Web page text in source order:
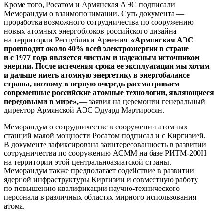
Кроме того, Росатом и Армянская АЭС подписали
Меморандум о взаимопонимании. Суть документа —
проработка возможного сотрудничества по сооружению
новых атомных энергоблоков российского дизайна
на территории Республики Армения. «Армянская АЭС
производит около 40% всей электроэнергии в стране
и с 1977 года является чистым и надежным источником
энергии. После истечения срока ее эксплуатации мы хотим
и дальше иметь атомную энергетику в энергобалансе
страны, поэтому в первую очередь рассматриваем
современные российские атомные технологии, являющиеся
передовыми в мире»,— заявил на церемонии генеральный
директор Армянской АЭС Эдуард Мартиросян.
Меморандум о сотрудничестве в сооружении атомных
станций малой мощности Росатом подписал и с Киргизией.
В документе зафиксирована заинтересованность в развитии
сотрудничества по сооружению АСММ на базе РИТМ‑200Н
на территории этой центральноазиатской страны.
Меморандум также предполагает содействие в развитии
ядерной инфраструктуры Киргизии и совместную работу
по повышению квалификации научно-­технического
персонала в различных областях мирного использования
атома.